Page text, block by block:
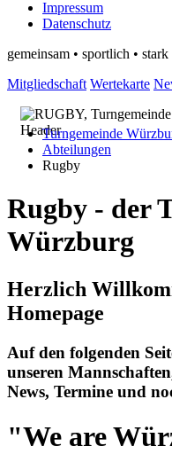
Impressum
Datenschutz
gemeinsam • sportlich • stark
Mitgliedschaft Wertekarte
Turngemeinde
Abteilungen
Rugby
Rugby - der
Würzburg
Herzlich
Homepage
Auf den folgenden
unseren
News, Termine und
"We are